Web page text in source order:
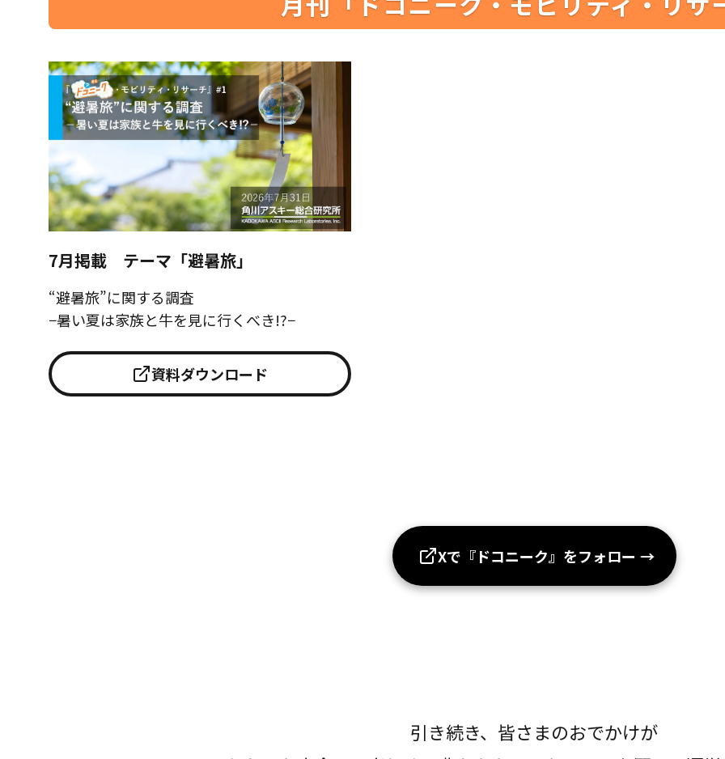
7月掲載 テーマ「避暑旅」
“避暑旅”に関する調査
−暑い夏は家族と牛を見に行くべき!?−
資料ダウンロード
Xで『ドコニーク』をフォロー →
引き続き、皆さまのおでかけが